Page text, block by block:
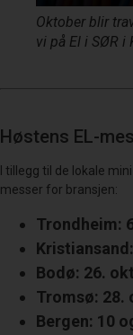
Oktober blir
vi på El i SØR i
Høstens EL-
I tillegg til de lokale
messer for bransjen:
Trondheim:
Bodø: 26.
Tromsø: 28.
Bergen: 10